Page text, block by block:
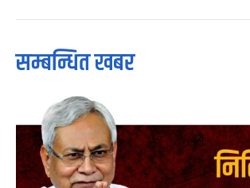
सम्बन्धित खबर